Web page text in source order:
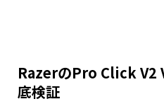
RazerのPro Click
底検証